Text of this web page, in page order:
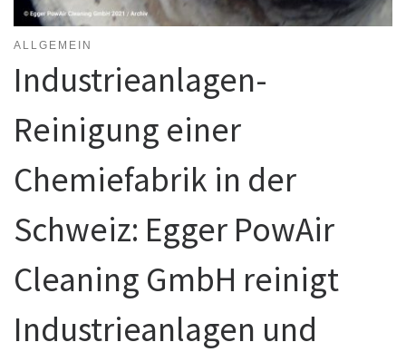
ALLGEMEIN
Industrieanlagen-
Reinigung einer
Chemiefabrik in der
Schweiz: Egger PowAir
Cleaning GmbH reinigt
Industrieanlagen und